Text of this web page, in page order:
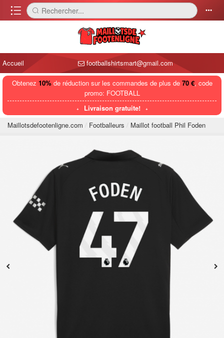
󰈍 󰅼 Rechercher... 󰄒
Accueil footballshirtsmart@gmail.com
Obtenez 10%de réduction sur les commandes de plus de 70 €, code
promo: FOOTBALL
Livraison gratuite!
Maillotsdefootenligne.com
Footballeurs Maillot football Phil Foden